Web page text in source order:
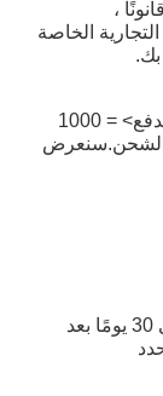
،
الخاصة
سنعرض
ج: بشكل عام ، سوف يستغرق الأمر من 10 إلى 30 يومًا بعد